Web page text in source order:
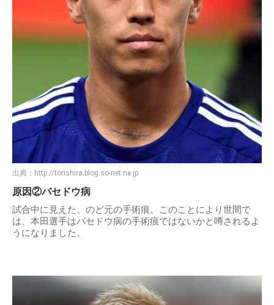
出典： http://torishira.blog.so-net.ne.jp
原因②バセドウ病
試合中に見えた、のど元の手術痕。このことにより世間で
は、本田選手はバセドウ病の手術痕ではないかと噂されるよ
うになりました。